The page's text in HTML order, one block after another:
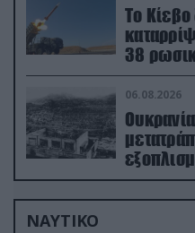
Το
38
06.08.2026
Κίεβο
ΝΑΥΤΙΚΟ